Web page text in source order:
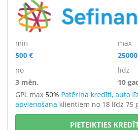
min
500 €
max
no
3 mēn.
līdz
10
GPL max 50% Patēriņa kredīti, auto
apvienošana klientiem no 18 līdz 75
PIETEIKTIES